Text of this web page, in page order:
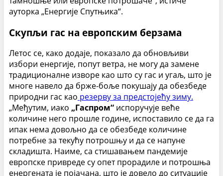
ауторка „Енергије Спутњика“.
Скупљи гас на европским берзама
Летос се, како додаје, показало да обновљиви
избори енергије, попут ветра, не могу да замене
традиционалне изворе као што су гас и угаљ, што је
многе навело да брже-боље покушају да обезбеде
природни гас као резерву за предстојећу зиму.
„Међутим, иако „Гаспром“ испоручује веће
количине него прошле године, испоставило се да га
ипак нема довољно да се обезбеде количине
потребне за текућу потрошњу и да се напуне
складишта. Наиме, са стишавањем пандемије
европске привреде су опет прорадиле и потрошња
енергената је појачана, што је довело до ситуације